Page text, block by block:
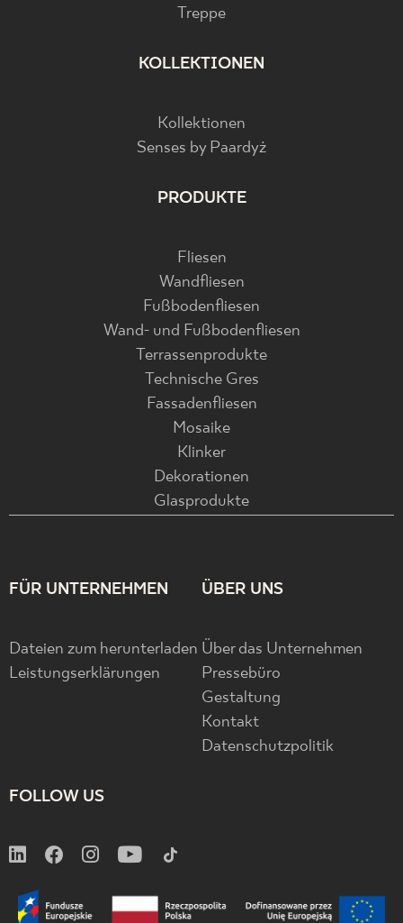
Treppe
KOLLEKTIONEN
Kollektionen
Senses by Paardyż
PRODUKTE
Fliesen
Wandfliesen
Fußbodenfliesen
Wand- und Fußbodenfliesen
Terrassenprodukte
Technische Gres
Fassadenfliesen
Mosaike
Klinker
Dekorationen
Glasprodukte
FÜR UNTERNEHMEN
Dateien zum herunterladen
Leistungserklärungen
ÜBER UNS
Über das Unternehmen
Pressebüro
Gestaltung
Kontakt
Datenschutzpolitik
FOLLOW US